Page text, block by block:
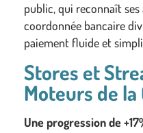
public, qui reconnaît ses
coordonnée bancaire
paiement fluide et
Stores et
Moteurs de la
Une progression de